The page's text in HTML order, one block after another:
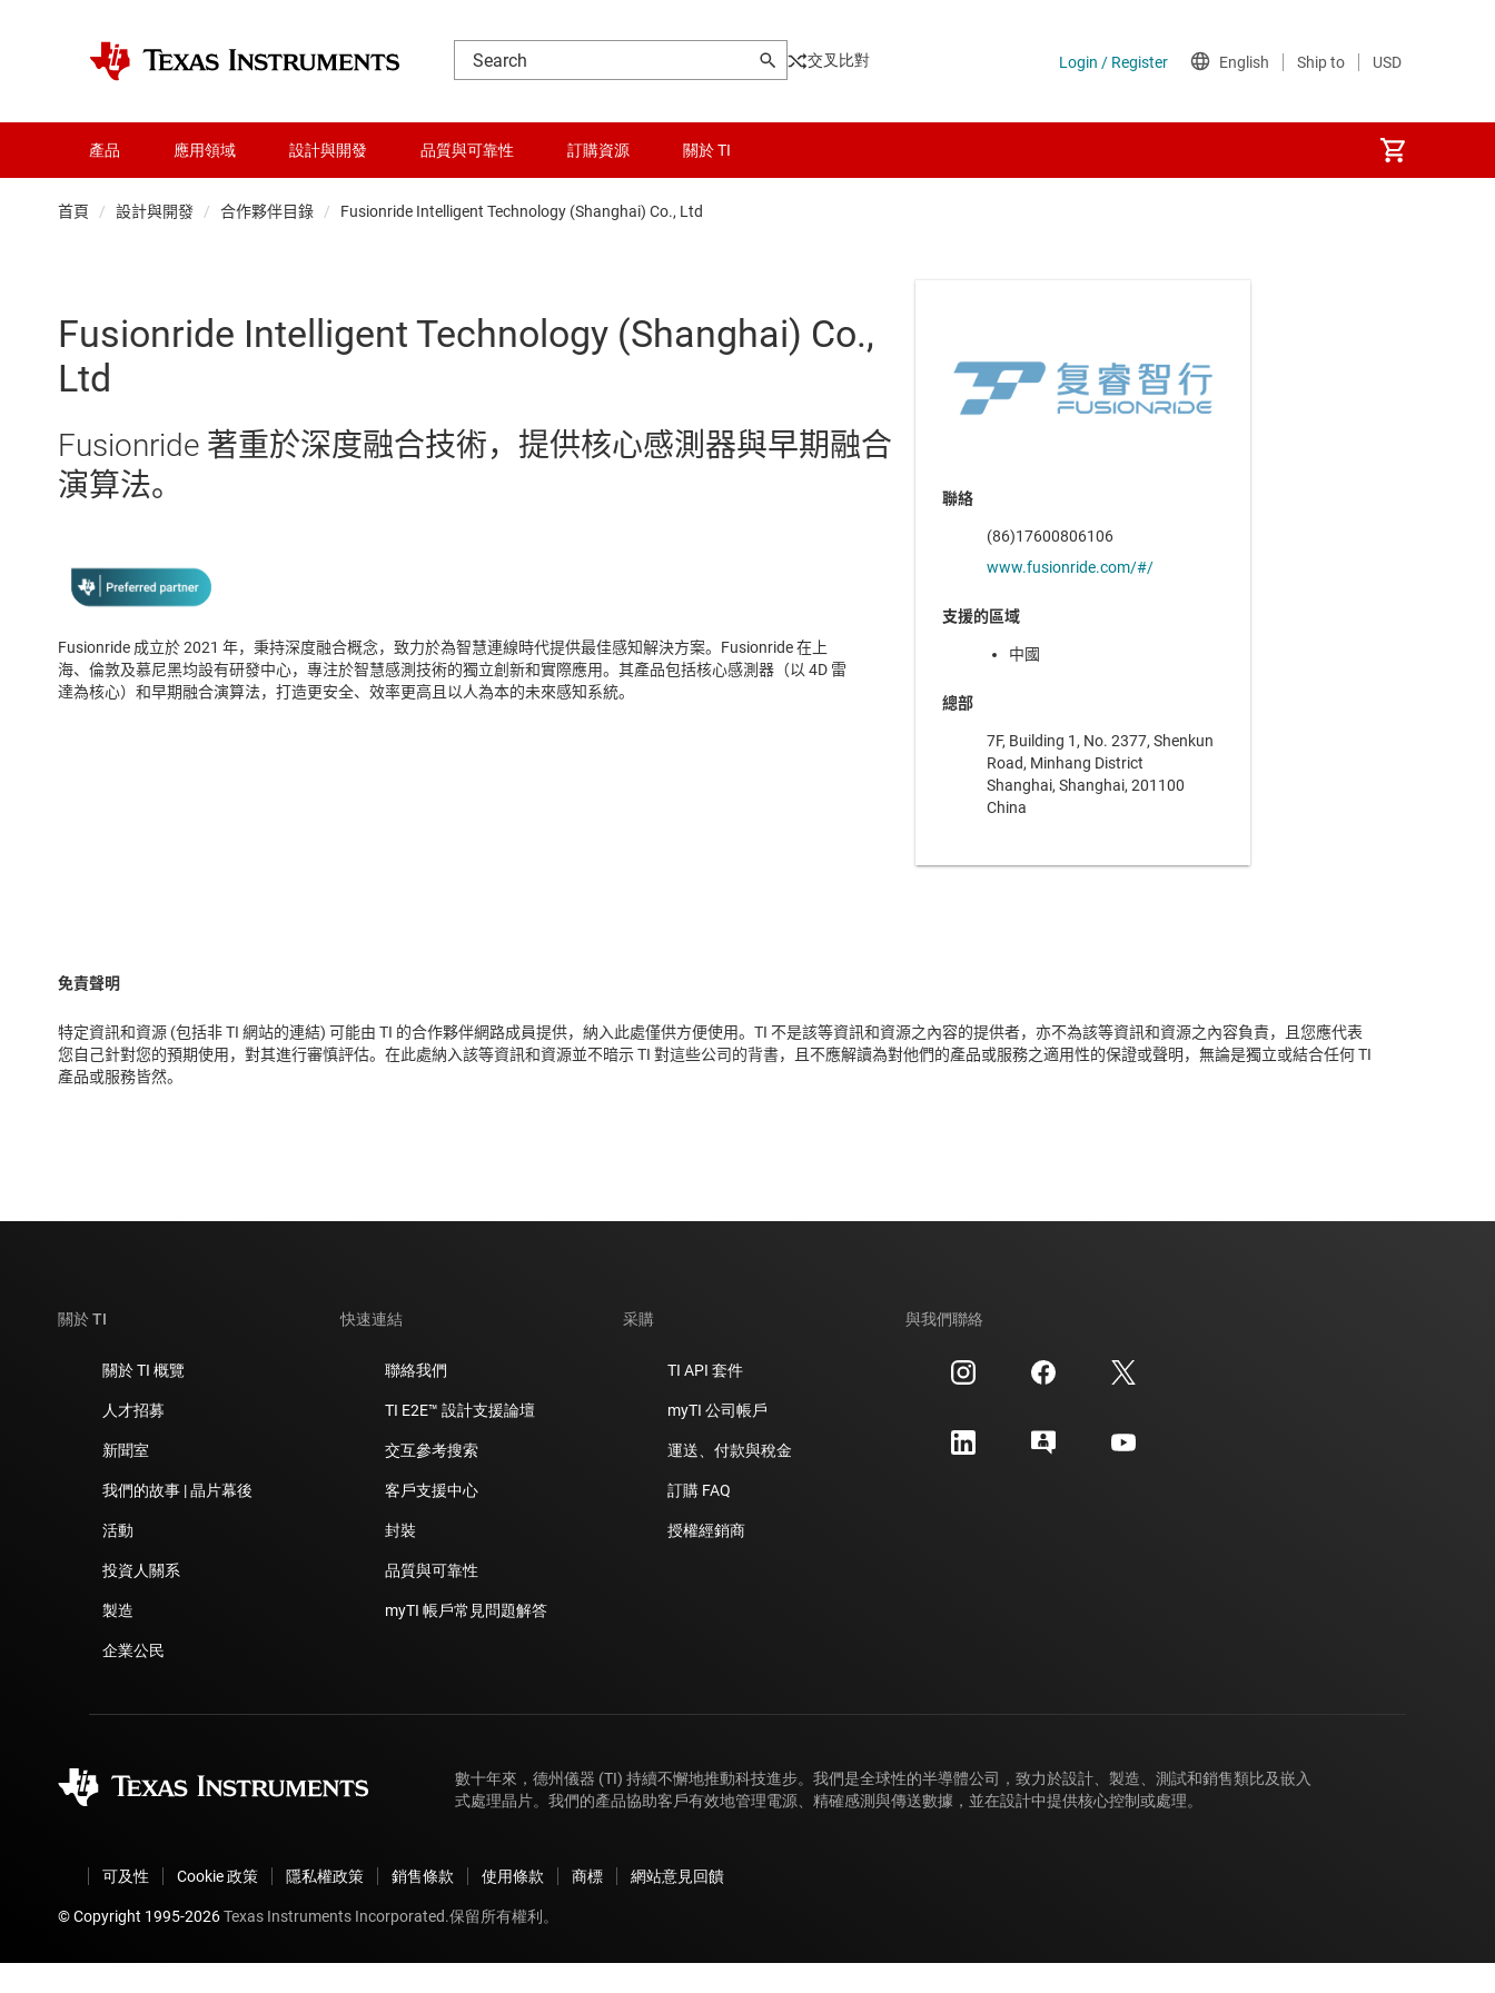
交叉比對
產品 應用領域 設計與開發 品質與可靠性 訂購資源 關於 TI
首頁 設計與開發 合作夥伴目錄 Fusionride Intelligent Technology (Shanghai) Co., Ltd
Fusionride Intelligent Technology (Shanghai) Co.,
Ltd
Fusionride 著重於深度融合技術，提供核心感測器與早期融合
演算法。
Fusionride 成立於 2021 年，秉持深度融合概念，致力於為智慧連線時代提供最佳感知解決方案。Fusionride 在上
海、倫敦及慕尼黑均設有研發中心，專注於智慧感測技術的獨立創新和實際應用。其產品包括核心感測器（以 4D 雷
達為核心）和早期融合演算法，打造更安全、效率更高且以人為本的未來感知系統。
聯絡
(86)17600806106
www.fusionride.com/#/
支援的區域
中國
總部
7F, Building 1, No. 2377, Shenkun
Road, Minhang District
Shanghai, Shanghai, 201100
China
免責聲明
特定資訊和資源 (包括非 TI 網站的連結) 可能由 TI 的合作夥伴網路成員提供，納入此處僅供方便使用。TI 不是該等資訊和資源之內容的提供者，亦不為該等資訊和資源之內容負責，且您應代表
您自己針對您的預期使用，對其進行審慎評估。在此處納入該等資訊和資源並不暗示 TI 對這些公司的背書，且不應解讀為對他們的產品或服務之適用性的保證或聲明，無論是獨立或結合任何 TI
產品或服務皆然。
關於 TI
關於 TI 概覽
人才招募
新聞室
我們的故事 | 晶片幕後
活動
投資人關系
製造
企業公民
快速連結
聯絡我們
TI E2E™ 設計支援論壇
交互參考搜索
客戶支援中心
封裝
品質與可靠性
myTI 帳戶常見問題解答
采購
TI API 套件
myTI 公司帳戶
運送、付款與稅金
訂購 FAQ
授權經銷商
與我們聯絡
數十年來，德州儀器 (TI) 持續不懈地推動科技進步。我們是全球性的半導體公司，致力於設計、製造、測試和銷售類比及嵌入
式處理晶片。我們的產品協助客戶有效地管理電源、精確感測與傳送數據，並在設計中提供核心控制或處理。
可及性 Cookie 政策 隱私權政策 銷售條款 使用條款 商標 網站意見回饋
© Copyright 1995-2026Texas Instruments Incorporated.保留所有權利。